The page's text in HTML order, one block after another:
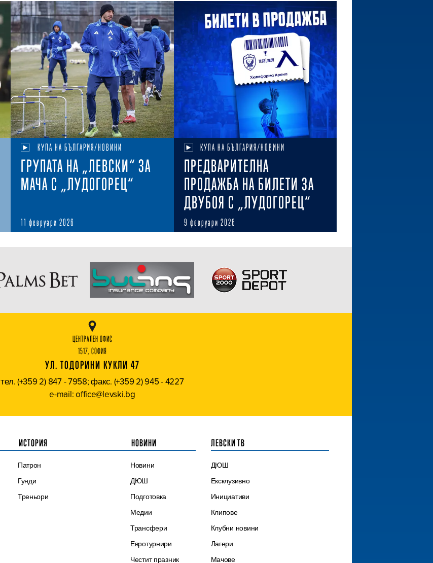
КУПА НА БЪЛГАРИЯ/НОВИНИ
ГРУПАТА НА „ЛЕВСКИ“ ЗА
МАЧА С „ЛУДОГОРЕЦ“
11 февруари 2026
КУПА НА БЪЛГАРИЯ/НОВИНИ
ПРЕДВАРИТЕЛНА
ПРОДАЖБА НА БИЛЕТИ ЗА
ДВУБОЯ С „ЛУДОГОРЕЦ“
9 февруари 2026
ЦЕНТРАЛЕН ОФИС
1517, СОФИЯ
УЛ. ТОДОРИНИ КУКЛИ 47
тел. (+359 2) 847 - 7958; факс. (+359 2) 945 - 4227
e-mail: office@levski.bg
ИСТОРИЯ
Патрон
Гунди
Треньори
НОВИНИ
Новини
ДЮШ
Подготовка
Медии
Трансфери
Евротурнири
Честит празник
ЛЕВСКИ ТВ
ДЮШ
Ексклузивно
Инициативи
Клипове
Клубни новини
Лагери
Мачове